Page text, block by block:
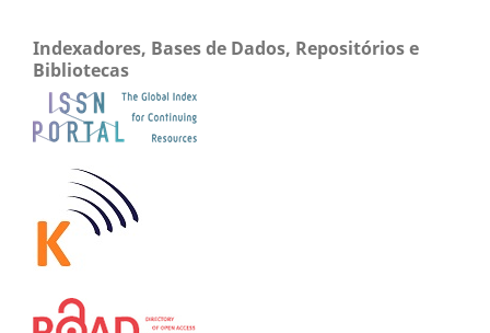
Indexadores, Bases de Dados, Repositórios e
Bibliotecas